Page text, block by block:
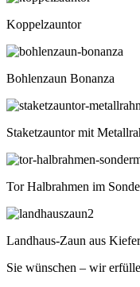
Koppelzauntor
Bohlenzaun Bonanza
Staketzauntor mit
Tor Halbrahmen im
Landhaus-Zaun aus
Sie wünschen – wir